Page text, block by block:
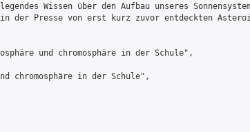
Wissen über den Aufbau unseres
der Presse von erst kurz zuvor entdeckten
und chromosphäre in der Schule",
chromosphäre in der Schule",